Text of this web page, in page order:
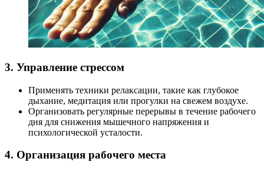
3. Управление стрессом
Применять техники релаксации, такие как глубокое
дыхание, медитация или прогулки на свежем воздухе.
Организовать регулярные перерывы в течение рабочего
дня для снижения мышечного напряжения и
психологической усталости.
4. Организация рабочего места